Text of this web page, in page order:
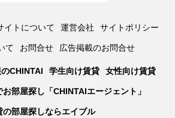
イトについて 運営会社 サイトポリシー
て お問合せ 広告掲載のお問合せ
CHINTAI 学生向け賃貸 女性向け賃貸
お部屋探し「CHINTAIエージェント」
の部屋探しならエイブル